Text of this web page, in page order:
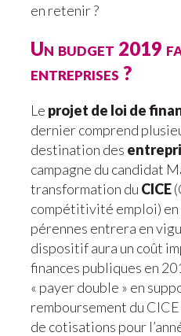
en retenir ?
Un budget 2019
entreprises ?
Le projet de loi de
dernier comprend
destination des
campagne du candidat
transformation du CICE
compétitivité emploi) en
pérennes entrera en
dispositif aura un coût
finances publiques en
« payer double » en
remboursement du
de cotisations pour